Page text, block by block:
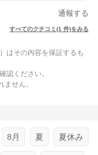
通報する
すべてのクチコミ(1 件)をみる
はその内容を保証するも
認ください。
せん。
8月 夏 夏休み